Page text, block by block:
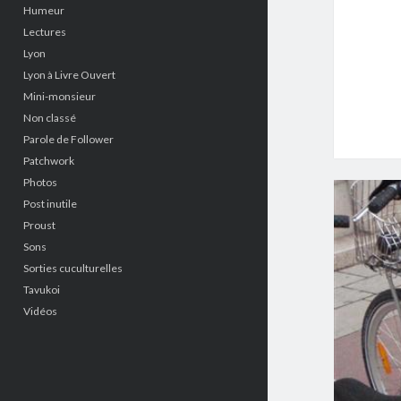
Humeur
Lectures
Lyon
Lyon à Livre Ouvert
Mini-monsieur
Non classé
Parole de Follower
Patchwork
Photos
Post inutile
Proust
Sons
Sorties cuculturelles
Tavukoi
Vidéos